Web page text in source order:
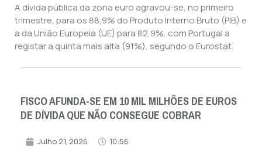
A dívida pública da zona euro agravou-se, no primeiro
trimestre, para os 88,9% do Produto Interno Bruto (PIB) e
a da União Europeia (UE) para 82,9%, com Portugal a
registar a quinta mais alta (91%), segundo o Eurostat.
FISCO AFUNDA-SE EM 10 MIL MILHÕES DE EUROS
DE DÍVIDA QUE NÃO CONSEGUE COBRAR
Julho 21, 2026 10:56